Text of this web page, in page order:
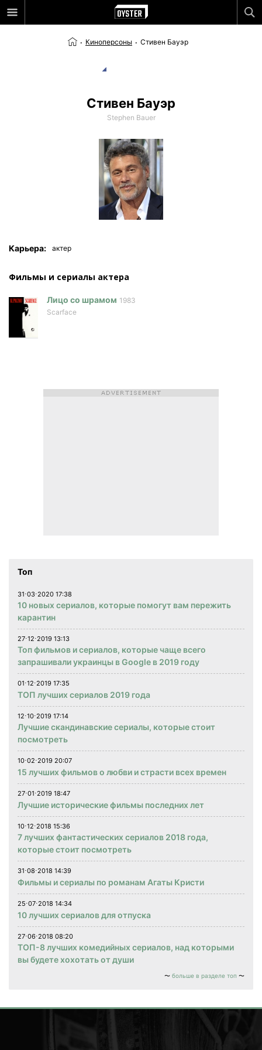
Киноперсоны Стивен Бауэр
Стивен Бауэр
Stephen Bauer
Карьера: актер
Фильмы и сериалы актера
Лицо со шрамом 1983
Scarface
Топ
31⋅03⋅2020 17:38
10 новых сериалов, которые помогут вам пережить
карантин
27⋅12⋅2019 13:13
Топ фильмов и сериалов, которые чаще всего
запрашивали украинцы в Google в 2019 году
01⋅12⋅2019 17:35
ТОП лучших сериалов 2019 года
12⋅10⋅2019 17:14
Лучшие скандинавские сериалы, которые стоит
посмотреть
10⋅02⋅2019 20:07
15 лучших фильмов о любви и страсти всех времен
27⋅01⋅2019 18:47
Лучшие исторические фильмы последних лет
10⋅12⋅2018 15:36
7 лучших фантастических сериалов 2018 года,
которые стоит посмотреть
31⋅08⋅2018 14:39
Фильмы и сериалы по романам Агаты Кристи
25⋅07⋅2018 14:34
10 лучших сериалов для отпуска
27⋅06⋅2018 08:20
ТОП-8 лучших комедийных сериалов, над которыми
вы будете хохотать от души
больше в разделе топ